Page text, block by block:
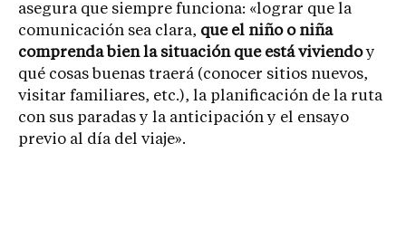
asegura que siempre funciona: «lograr que la
comunicación sea clara, que el niño o niña
comprenda bien la situación que está viviendoy
qué cosas buenas traerá (conocer sitios nuevos,
visitar familiares, etc.), la planificación de la ruta
con sus paradas y la anticipación y el ensayo
previo al día del viaje».